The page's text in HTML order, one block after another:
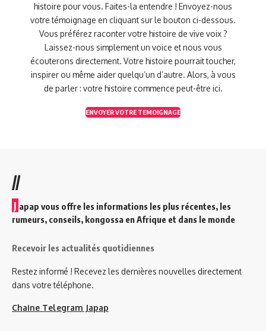
histoire pour vous. Faites-la entendre ! Envoyez-nous
votre témoignage en cliquant sur le bouton ci-dessous.
Vous préférez raconter votre histoire de vive voix ?
Laissez-nous simplement un voice et nous vous
écouterons directement. Votre histoire pourrait toucher,
inspirer ou même aider quelqu’un d’autre. Alors, à vous
de parler : votre histoire commence peut-être ici.
ENVOYER VOTRE TEMOIGNAGE
//
J apap vous offre les informations les plus récentes, les
rumeurs, conseils, kongossa en Afrique et dans le monde
Recevoir les actualités quotidiennes
Restez informé ! Recevez les dernières nouvelles directement
dans votre téléphone.
Chaine Telegram Japap